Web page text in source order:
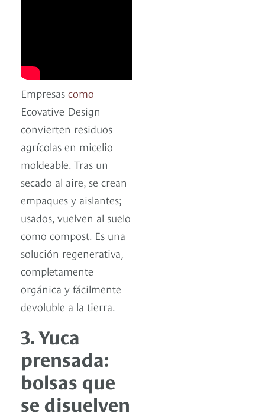
Empresas como
Ecovative Design
convierten residuos
agrícolas en micelio
moldeable. Tras un
secado al aire, se crean
empaques y aislantes;
usados, vuelven al suelo
como compost. Es una
solución regenerativa,
completamente
orgánica y fácilmente
devoluble a la tierra.
3. Yuca
prensada:
bolsas que
se disuelven